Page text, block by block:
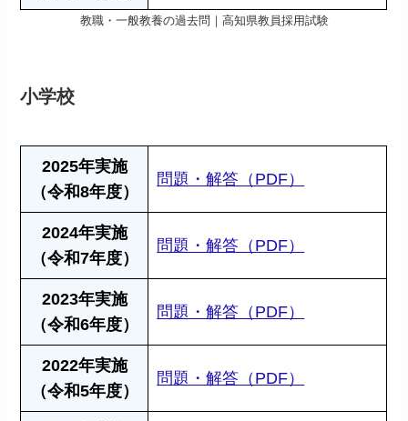
教職・一般教養の過去問｜高知県教員採用試験
小学校
2025年実施
（令和8年度）
問題・解答（PDF）
2024年実施
（令和7年度）
問題・解答（PDF）
2023年実施
（令和6年度）
問題・解答（PDF）
2022年実施
（令和5年度）
問題・解答（PDF）